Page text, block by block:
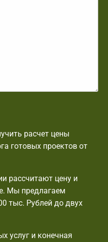
расчет цены
готовых проектов от
рассчитают цену и
Мы предлагаем
тыс. Рублей до двух
услуг и конечная